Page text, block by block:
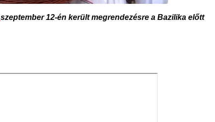
szeptember 12-én került megrendezésre a Bazilika előtt